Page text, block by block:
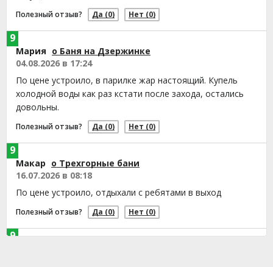
Полезный отзыв? Да (0) Нет (0)
Мария о Баня на Дзержинке
04.08.2026 в 17:24
По цене устроило, в парилке жар настоящий. Купель
холодной воды как раз кстати после захода, остались
довольны.
Полезный отзыв? Да (0) Нет (0)
9
Макар о Трехгорные бани
16.07.2026 в 08:18
По цене устроило, отдыхали с ребятами в выход
Полезный отзыв? Да (0) Нет (0)
9
9